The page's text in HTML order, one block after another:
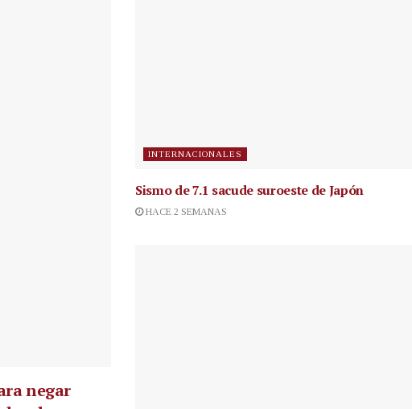
negar
INTERNACIONALES
Sismo de 7.1 sacude suroeste de Japón
HACE 2 SEMANAS